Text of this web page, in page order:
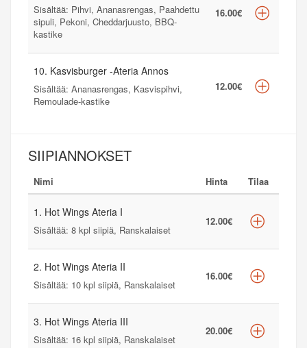
Sisältää: Pihvi, Ananasrengas, Paahdettu
sipuli, Pekoni, Cheddarjuusto, BBQ-
kastike
16.00€
10. Kasvisburger -Ateria Annos
Sisältää: Ananasrengas, Kasvispihvi,
Remoulade-kastike
12.00€
SIIPIANNOKSET
Nimi Hinta Tilaa
1. Hot Wings Ateria I
Sisältää: 8 kpl siipiä, Ranskalaiset
12.00€
2. Hot Wings Ateria II
Sisältää: 10 kpl siipiä, Ranskalaiset
16.00€
3. Hot Wings Ateria III
Sisältää: 16 kpl siipiä, Ranskalaiset
20.00€